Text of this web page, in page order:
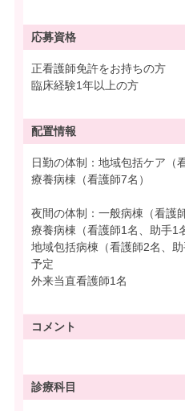
応募資格
正看護師免許をお持ちの方
臨床経験1年以上の方
配置情報
日勤の体制：地域包括ケア（
療養病棟（看護師7名）
夜間の体制：一般病棟（看護
療養病棟（看護師1名、助手1
地域包括病棟（看護師2名、
予定
外来当直看護師1名
コメント
診療科目